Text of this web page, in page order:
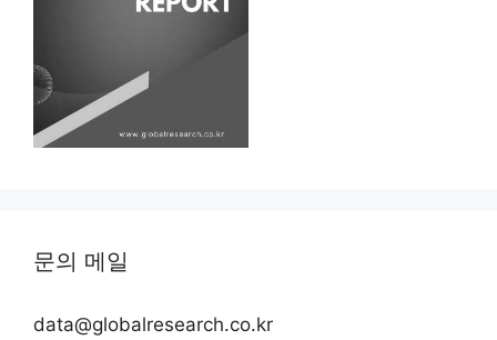
문의 메일
data@globalresearch.co.kr